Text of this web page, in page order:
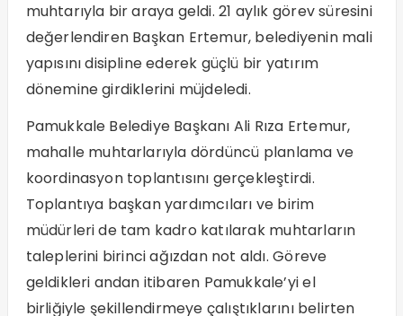
muhtarıyla bir araya geldi. 21 aylık görev süresini
değerlendiren Başkan Ertemur, belediyenin mali
yapısını disipline ederek güçlü bir yatırım
dönemine girdiklerini müjdeledi.
Pamukkale Belediye Başkanı Ali Rıza Ertemur,
mahalle muhtarlarıyla dördüncü planlama ve
koordinasyon toplantısını gerçekleştirdi.
Toplantıya başkan yardımcıları ve birim
müdürleri de tam kadro katılarak muhtarların
taleplerini birinci ağızdan not aldı. Göreve
geldikleri andan itibaren Pamukkale’yi el
birliğiyle şekillendirmeye çalıştıklarını belirten